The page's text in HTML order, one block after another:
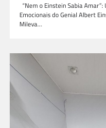
“Nem o Einstein Sabia
Emocionais do Genial Albert
Mileva…